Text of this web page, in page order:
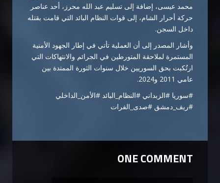
محمد عيسى، إضافة إلى تسليم عبد الله محرز، أحد عناصر
حركة أحرار الشام، إلى قوات النظام البائد التي قامت بقتله
داخل السجن.
وأشار المصدر إلى أن العملية تأتي في إطار الجهود الأمنية
المستمرة لملاحقة المتورطين في الجرائم والانتهاكات التي
ارتُكبت بحق السوريين خلال سنوات الثورة الممتدة بين
عامي 2011 و2024.
#سوريا #الزبداني #النظام_البائد #الأمن_الداخلي
#ريف_دمشق #صدى_الفرات
ONE COMMENT